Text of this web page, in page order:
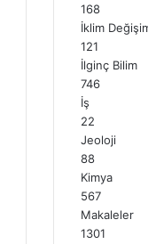
168
İklim
121
İlginç Bilim
746
İş
22
Jeoloji
88
Kimya
567
Makaleler
1301